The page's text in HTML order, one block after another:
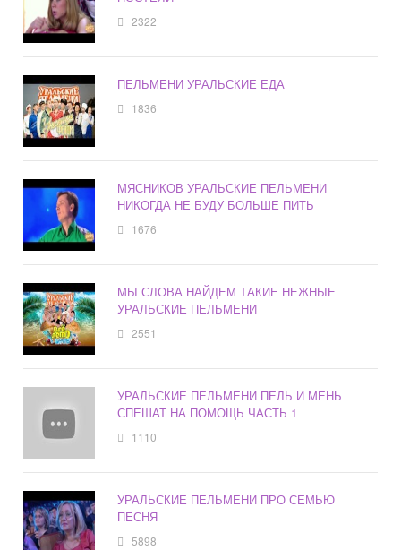
2322
ПЕЛЬМЕНИ УРАЛЬСКИЕ ЕДА
1836
МЯСНИКОВ УРАЛЬСКИЕ ПЕЛЬМЕНИ
НИКОГДА НЕ БУДУ БОЛЬШЕ ПИТЬ
1676
МЫ СЛОВА НАЙДЕМ ТАКИЕ НЕЖНЫЕ
УРАЛЬСКИЕ ПЕЛЬМЕНИ
2551
УРАЛЬСКИЕ ПЕЛЬМЕНИ ПЕЛЬ И МЕНЬ
СПЕШАТ НА ПОМОЩЬ ЧАСТЬ 1
1110
УРАЛЬСКИЕ ПЕЛЬМЕНИ ПРО СЕМЬЮ
ПЕСНЯ
5898